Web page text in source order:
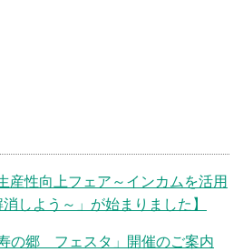
産性向上フェア～インカムを活用
しよう～」が始まりました】
郷 フェスタ」開催のご案内